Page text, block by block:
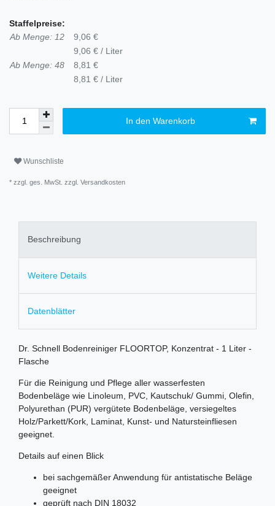
Staffelpreise:
Ab Menge: 12
9,06 €
9,06 € / Liter
Ab Menge: 48
8,81 €
8,81 € / Liter
In den Warenkorb
Wunschliste
* zzgl. ges. MwSt. zzgl. Versandkosten
Beschreibung
Weitere Details
Datenblätter
Dr. Schnell Bodenreiniger FLOORTOP, Konzentrat - 1 Liter -
Flasche
Für die Reinigung und Pflege aller wasserfesten
Bodenbeläge wie Linoleum, PVC, Kautschuk/ Gummi, Olefin,
Polyurethan (PUR) vergütete Bodenbeläge, versiegeltes
Holz/Parkett/Kork, Laminat, Kunst- und Natursteinfliesen
geeignet.
Details auf einen Blick
bei sachgemäßer Anwendung für antistatische Beläge
geeignet
geprüft nach DIN 18032